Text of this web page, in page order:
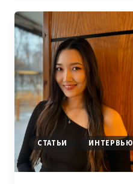
В
BEREKE
BANK:
48
ЧАСОВ
ИДЕЙ,
КОДА
И
РЕШЕНИЙ
СТАТЬИ ИНТЕРВЬЮ